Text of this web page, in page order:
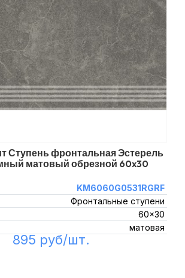
Ступень фронтальная Эстерель
матовый обрезной 60x30
KM6060G0531RGRF
Фронтальные ступени
60x30
матовая
895 руб/шт.